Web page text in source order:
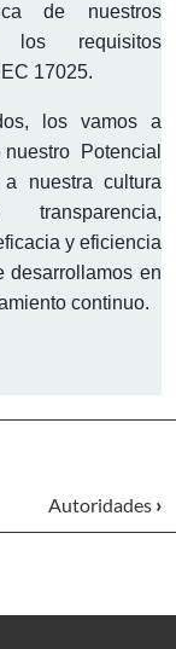
de nuestros
los requisitos
17025.
los vamos a
nuestro
Potencial
nuestra cultura
y eficiencia
desarrollamos en
continuo.
Autoridades ›